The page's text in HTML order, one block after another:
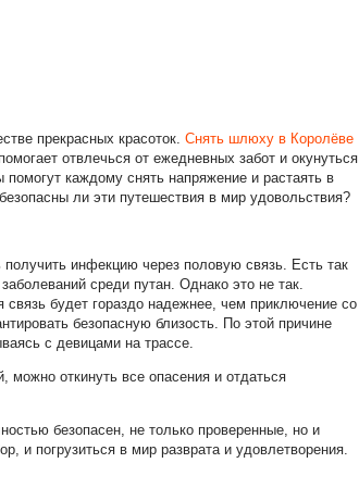
прекрасных красоток. Снять шлюху в Королёве
отвлечься от ежедневных забот и окунуться
каждому снять напряжение и растаять в
ли эти путешествия в мир удовольствия?
инфекцию через половую связь. Есть так
среди путан. Однако это не так.
связь будет гораздо надежнее, чем приключение со
безопасную близость. По этой причине
с девицами на трассе.
можно откинуть все опасения и отдаться
безопасен, не только проверенные, но и
и погрузиться в мир разврата и удовлетворения.